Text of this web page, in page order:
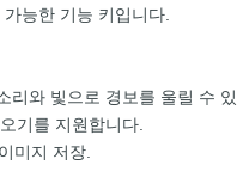
능한 기능 키입니다.
리와 빛으로 경보를 울릴 수 있
기를 지원합니다.
미지 저장.